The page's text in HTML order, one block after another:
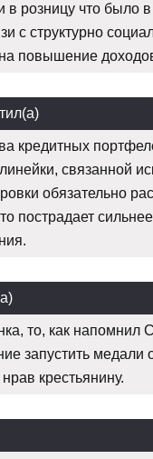
в розницу что было
с структурно
повышение
кредитных
связанной
обязательно
пострадает
то, как напомнил
запустить медали
крестьянину.